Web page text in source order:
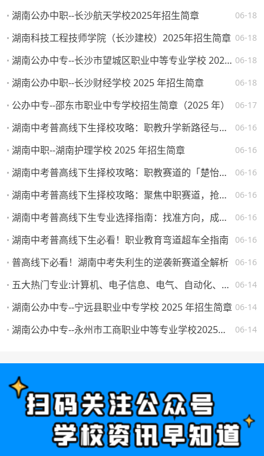
06-18
湖南公办中职--长沙航天学校2025年招生简章
06-18
湖南科技工程技师学院（长沙建校）2025年招生简章
06-18
湖南公办中专--长沙市望城区职业中等专业学校 2025 年招生简章
06-18
湖南公办中职--长沙财经学校 2025 年招生简章
06-17
公办中专--邵东市职业中专学校招生简章（2025 年）
06-16
湖南中考普高线下生择校攻略：职教升学新路径与热门院校解析
06-16
湖南中职--湖南护理学校 2025 年招生简章
06-16
湖南中考普高线下生择校攻略：职教赛道的「楚怡」机遇与突围路径
06-16
湖南中考普高线下生择校攻略：聚焦中职赛道，抢占升学就业先机
06-16
湖南中考普高线下生专业选择指南：找准方向，成就未来
06-16
湖南中考普高线下生必看！职业教育弯道超车全指南
06-16
普高线下必看！湖南中考失利生的逆袭新赛道全解析
06-14
五大热门专业:计算机、电子信息、电气、自动化、机械。学校怎么选，将来就业如何？
06-14
湖南公办中专--宁远县职业中专学校 2025 年招生简章
06-14
湖南公办中专--永州市工商职业中等专业学校2025年一年级新生填报志愿须知